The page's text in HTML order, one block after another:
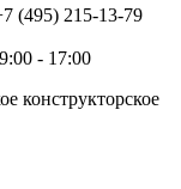
(495) 215-13-79
- 17:00
конструкторское